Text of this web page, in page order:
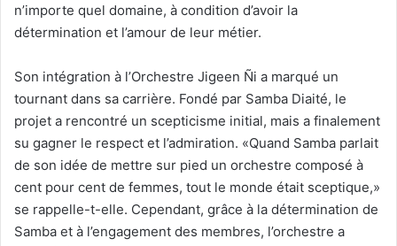
n’importe quel domaine, à condition d’avoir la
détermination et l’amour de leur métier.
Son intégration à l’Orchestre Jigeen Ñi a marqué un
tournant dans sa carrière. Fondé par Samba Diaité, le
projet a rencontré un scepticisme initial, mais a finalement
su gagner le respect et l’admiration. «Quand Samba parlait
de son idée de mettre sur pied un orchestre composé à
cent pour cent de femmes, tout le monde était sceptique,»
se rappelle-t-elle. Cependant, grâce à la détermination de
Samba et à l’engagement des membres, l’orchestre a